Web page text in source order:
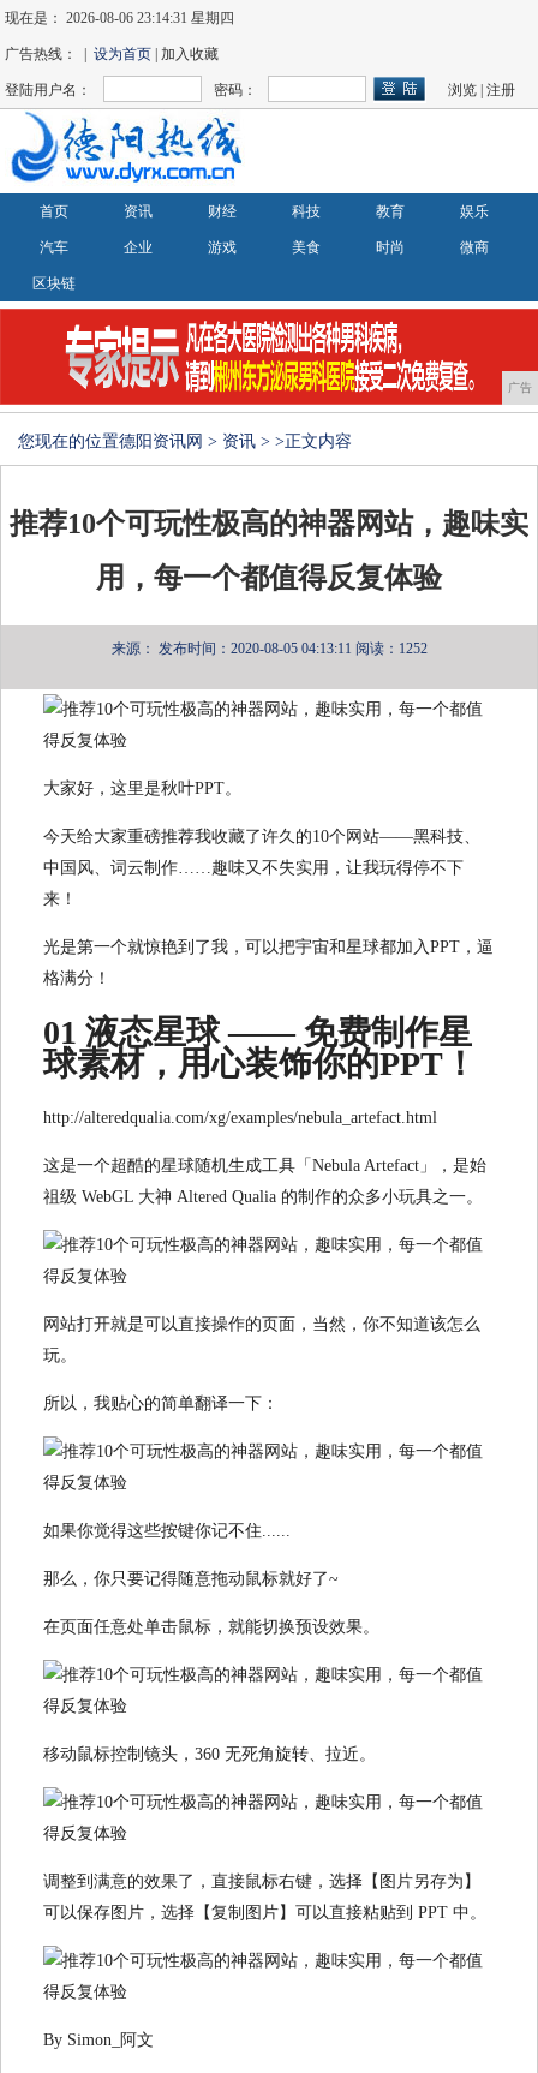
现在是：2026-08-06 23:14:32 星期四
广告热线： |设为首页 | 加入收藏
登陆用户名： 密码： 浏览 |注册
首页 资讯 财经 科技 教育 娱乐
汽车 企业 游戏 美食 时尚 微商
区块链
广告
您现在的位置德阳资讯网 > 资讯 > >正文内容
推荐10个可玩性极高的神器网站，趣味实
用，每一个都值得反复体验
来源： 发布时间：2020-08-05 04:13:11 阅读：1252
大家好，这里是秋叶PPT。
今天给大家重磅推荐我收藏了许久的10个网站——黑科技、
中国风、词云制作……趣味又不失实用，让我玩得停不下
来！
光是第一个就惊艳到了我，可以把宇宙和星球都加入PPT，逼
格满分！
01 液态星球 —— 免费制作星
球素材，用心装饰你的PPT！
http://alteredqualia.com/xg/examples/nebula_artefact.html
这是一个超酷的星球随机生成工具「Nebula Artefact」，是始
祖级 WebGL 大神 Altered Qualia 的制作的众多小玩具之一。
网站打开就是可以直接操作的页面，当然，你不知道该怎么
玩。
所以，我贴心的简单翻译一下：
如果你觉得这些按键你记不住......
那么，你只要记得随意拖动鼠标就好了~
在页面任意处单击鼠标，就能切换预设效果。
移动鼠标控制镜头，360 无死角旋转、拉近。
调整到满意的效果了，直接鼠标右键，选择【图片另存为】
可以保存图片，选择【复制图片】可以直接粘贴到 PPT 中。
By Simon_阿文